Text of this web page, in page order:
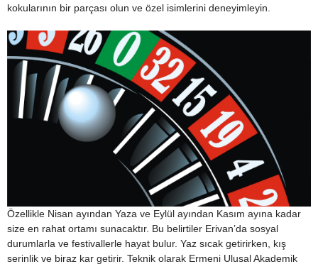
kokularının bir parçası olun ve özel isimlerini deneyimleyin.
Özellikle Nisan ayından Yaza ve Eylül ayından Kasım ayına kadar
size en rahat ortamı sunacaktır. Bu belirtiler Erivan’da sosyal
durumlarla ve festivallerle hayat bulur. Yaz sıcak getirirken, kış
serinlik ve biraz kar getirir. Teknik olarak Ermeni Ulusal Akademik